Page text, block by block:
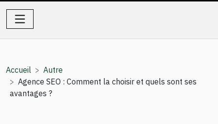
Accueil
Autre
Agence SEO : Comment la choisir et quels sont ses
avantages ?